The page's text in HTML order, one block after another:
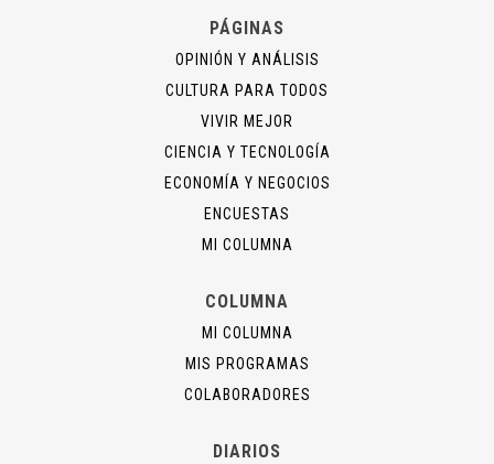
PÁGINAS
OPINIÓN Y ANÁLISIS
CULTURA PARA TODOS
VIVIR MEJOR
CIENCIA Y TECNOLOGÍA
ECONOMÍA Y NEGOCIOS
ENCUESTAS
MI COLUMNA
COLUMNA
MI COLUMNA
MIS PROGRAMAS
COLABORADORES
DIARIOS